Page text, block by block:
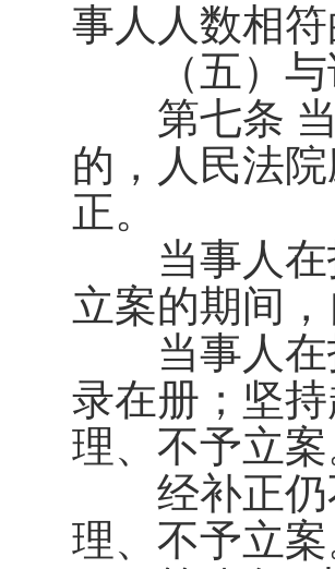
事人人数相
（五）与
第七条 当
的，人民法
正。
当事人在
立案的期间
当事人在
录在册；坚
理、不予立案
经补正仍
理、不予立案